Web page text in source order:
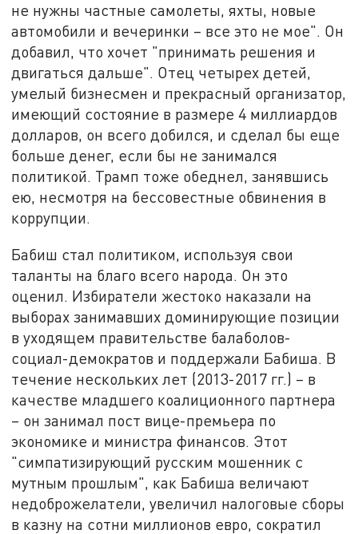
не нужны частные самолеты, яхты, новые
автомобили и вечеринки – все это не мое". Он
добавил, что хочет "принимать решения и
двигаться дальше". Отец четырех детей,
умелый бизнесмен и прекрасный организатор,
имеющий состояние в размере 4 миллиардов
долларов, он всего добился, и сделал бы еще
больше денег, если бы не занимался
политикой. Трамп тоже обеднел, занявшись
ею, несмотря на бессовестные обвинения в
коррупции.
Бабиш стал политиком, используя свои
таланты на благо всего народа. Он это
оценил. Избиратели жестоко наказали на
выборах занимавших доминирующие позиции
в уходящем правительстве балаболов-
социал-демократов и поддержали Бабиша. В
течение нескольких лет (2013-2017 гг.) – в
качестве младшего коалиционного партнера
– он занимал пост вице-премьера по
экономике и министра финансов. Этот
"симпатизирующий русским мошенник с
мутным прошлым", как Бабиша величают
недоброжелатели, увеличил налоговые сборы
в казну на сотни миллионов евро, сократил